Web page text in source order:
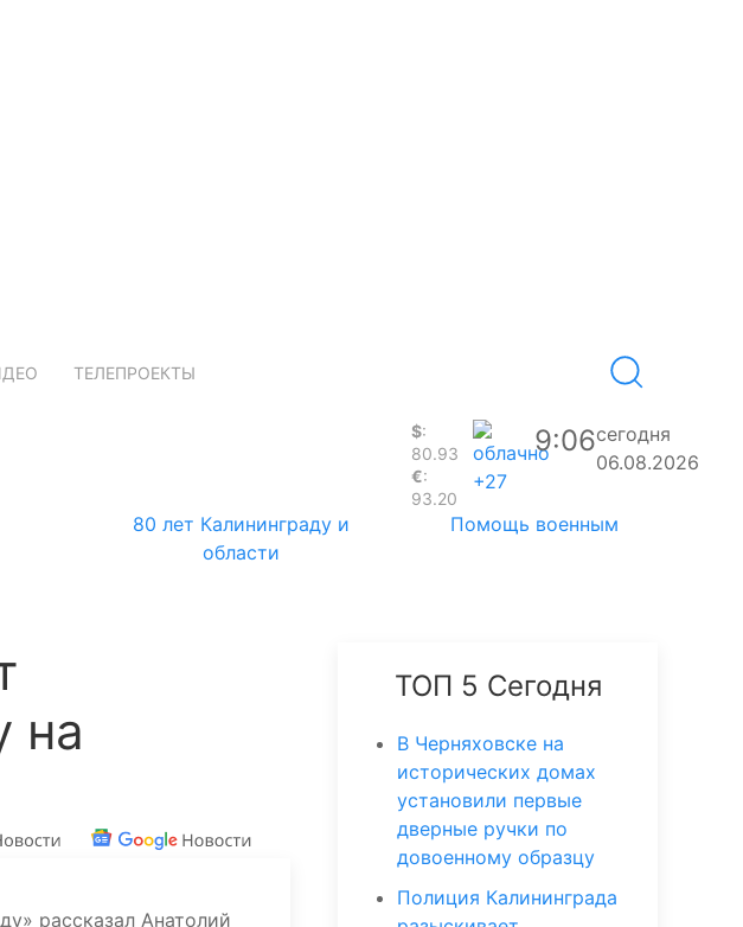
ТЕЛЕПРОЕКТЫ
$:
80.93
€:
93.20
+27
9:06сегодня
06.08.2026
80 лет Калининграду и
области
Помощь военным
на
рассказал Анатолий
ТОП 5 Сегодня
В Черняховске на
исторических домах
установили первые
дверные ручки по
довоенному образцу
Полиция Калининграда